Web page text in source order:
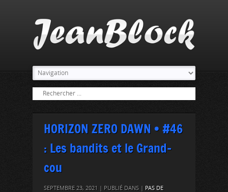
HORIZON ZERO DAWN • #46
: Les bandits et le Grand-
cou
SEPTEMBRE 23, 2021 | PUBLIÉ DANS | PAS DE